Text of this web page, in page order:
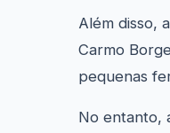
Além disso,
Carmo
pequenas
No entanto,